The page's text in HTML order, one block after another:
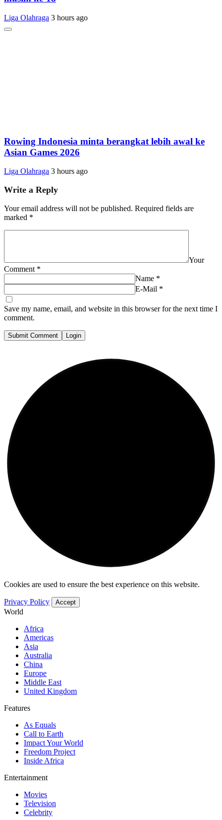
Liga Olahraga 3 hours ago
Rowing Indonesia minta berangkat lebih awal ke
Asian Games 2026
Liga Olahraga 3 hours ago
Write a Reply
Your email address will not be published. Required fields are
marked *
Your
Comment*
Name *
E-Mail *
Save my name, email, and website in this browser for the next time I
comment.
Submit Comment Login
Cookies are used to ensure the best experience on this website.
Privacy Policy Accept
World
Africa
Americas
Asia
Australia
China
Europe
Middle East
United Kingdom
Features
As Equals
Call to Earth
Impact Your World
Freedom Project
Inside Africa
Entertainment
Movies
Television
Celebrity